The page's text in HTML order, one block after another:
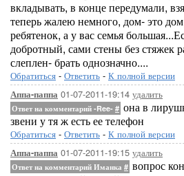
вкладывать, в конце передумали,
теперь жалею немного, дом- это
ребятенок, а у вас семья
добротный, сами стены без стяжек
слеплен- брать однозначно....
Обратиться - Ответить - К полной версии
Аппа-паппа 01-07-2011-19:14 удалить
Ответ на комментарий -Ree- # она в
звени у тя ж есть ее телефон
Обратиться - Ответить - К полной версии
Аппа-паппа 01-07-2011-19:15 удалить
Ответ на комментарий Иманка # вопрос